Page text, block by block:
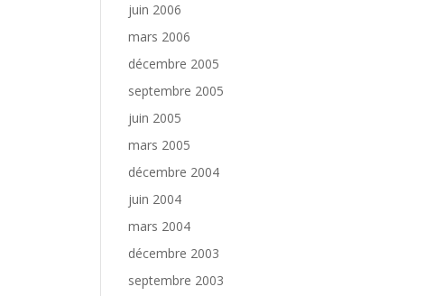
juin 2006
mars 2006
décembre 2005
septembre 2005
juin 2005
mars 2005
décembre 2004
juin 2004
mars 2004
décembre 2003
septembre 2003